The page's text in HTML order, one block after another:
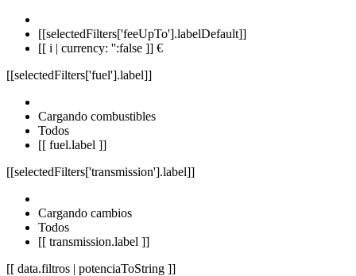
[[selectedFilters['feeUpTo'].labelDefault]]
[[ i | currency: '':false ]] €
[[selectedFilters['fuel'].label]]
Cargando combustibles
Todos
[[ fuel.label ]]
[[selectedFilters['transmission'].label]]
Cargando cambios
Todos
[[ transmission.label ]]
[[ data.filtros | potenciaToString ]]